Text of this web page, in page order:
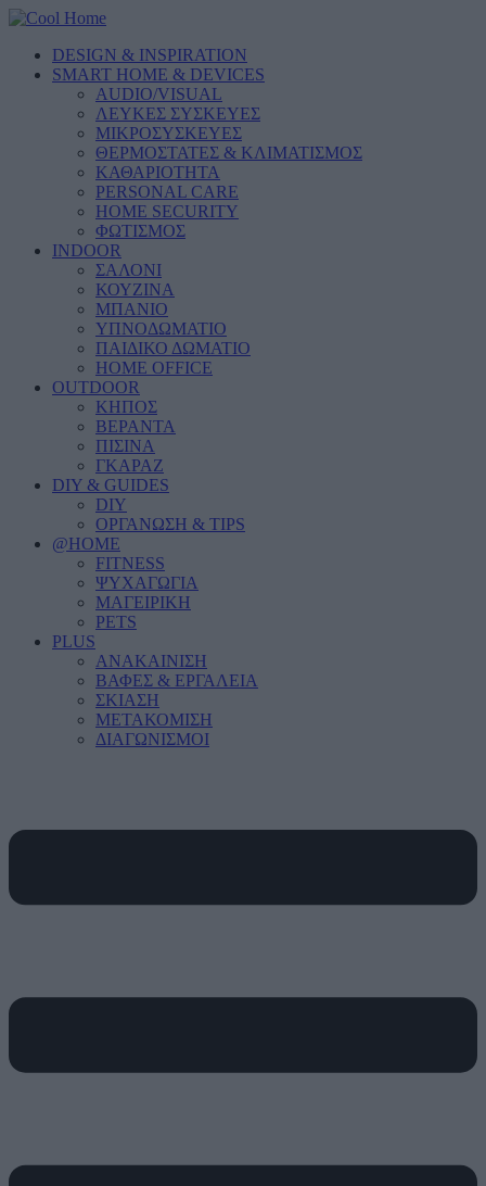
DESIGN & INSPIRATION
SMART HOME & DEVICES
AUDIO/VISUAL
ΛΕΥΚΕΣ ΣΥΣΚΕΥΕΣ
ΜΙΚΡΟΣΥΣΚΕΥΕΣ
ΘΕΡΜΟΣΤΑΤΕΣ & ΚΛΙΜΑΤΙΣΜΟΣ
ΚΑΘΑΡΙΟΤΗΤΑ
PERSONAL CARE
HOME SECURITY
ΦΩΤΙΣΜΟΣ
INDOOR
ΣΑΛΟΝΙ
ΚΟΥΖΙΝΑ
ΜΠΑΝΙΟ
ΥΠΝΟΔΩΜΑΤΙΟ
ΠΑΙΔΙΚΟ ΔΩΜΑΤΙΟ
HOME OFFICE
OUTDOOR
ΚΗΠΟΣ
ΒΕΡΑΝΤΑ
ΠΙΣΙΝΑ
ΓΚΑΡΑΖ
DIY & GUIDES
DIY
ΟΡΓΑΝΩΣΗ & TIPS
@HOME
FITNESS
ΨΥΧΑΓΩΓΙΑ
ΜΑΓΕΙΡΙΚΗ
PETS
PLUS
ΑΝΑΚΑΙΝΙΣΗ
ΒΑΦΕΣ & ΕΡΓΑΛΕΙΑ
ΣΚΙΑΣΗ
ΜΕΤΑΚΟΜΙΣΗ
ΔΙΑΓΩΝΙΣΜΟΙ